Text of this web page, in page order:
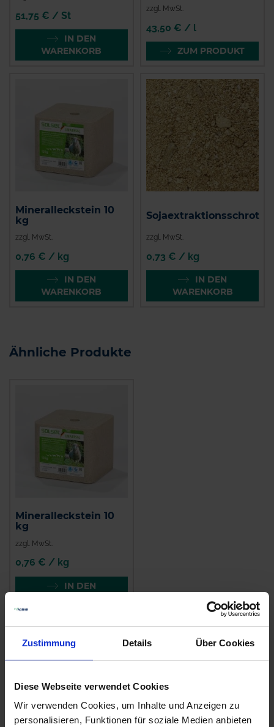
Zustimmung Details Über Cookies
Diese Webseite verwendet Cookies
Wir verwenden Cookies, um Inhalte und Anzeigen zu
personalisieren, Funktionen für soziale Medien anbieten
51,75 € / St
IN DEN
WARENKORB
zzgl. MwSt.
43,50 € / l
ZUM PRODUKT
Mineralleckstein 10
kg
zzgl. MwSt.
0,76 € / kg
IN DEN
WARENKORB
Sojaextraktionsschrot
zzgl. MwSt.
0,73 € / kg
IN DEN
WARENKORB
Ähnliche Produkte
Mineralleckstein 10
kg
zzgl. MwSt.
0,76 € / kg
IN DEN
Anmelden für Ihren persönlichen Preis
0,73 € / kg
7,30 €pro 10 Stück